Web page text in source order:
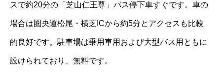
スで約20分の「芝山仁王尊」バス停下車すぐです。車の
場合は圏央道松尾・横芝ICから約5分とアクセスも比較
的良好です。駐車場は乗用車用および大型バス用ともに
設けられており、無料です。